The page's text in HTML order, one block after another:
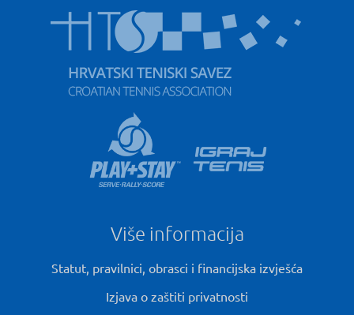
Više informacija
Statut, pravilnici, obrasci i financijska izvješća
Izjava o zaštiti privatnosti